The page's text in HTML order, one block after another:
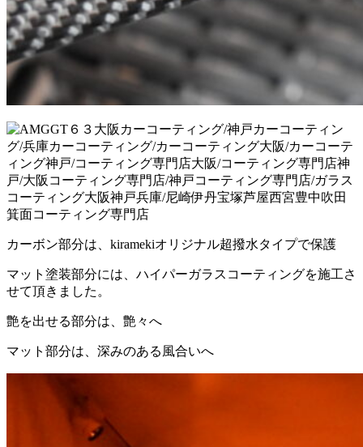
カーボン部分は、kiramekiオリジナル超撥水タイプで保護
マット塗装部分には、ハイパーガラスコーティングを施工さ
せて頂きました。
艶を出せる部分は、艶々へ
マット部分は、深みのある風合いへ